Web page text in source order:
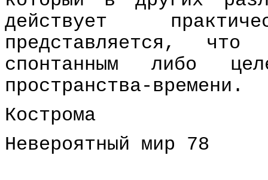
Кострома
Невероятный мир 78